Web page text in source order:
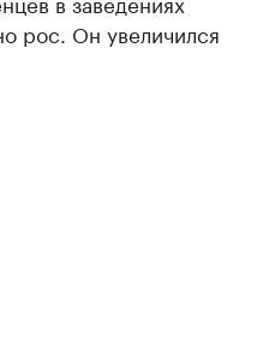
рос. Он увеличился